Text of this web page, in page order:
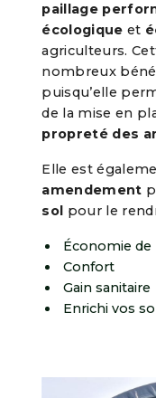
paillage
écologique et
agriculteurs.
nombreux
puisqu’elle
de la mise en
propreté des
Elle est
amendement
sol pour le
Économie de
Confort
Gain sanitaire
Enrichi vos